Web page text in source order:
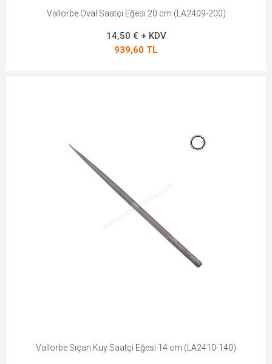
Vallorbe Oval Saatçi Eğesi 20 cm (LA2409-200)
14,50 € + KDV
939,60 TL
Vallorbe Sıçan Kuy Saatçi Eğesi 14 cm (LA2410-140)